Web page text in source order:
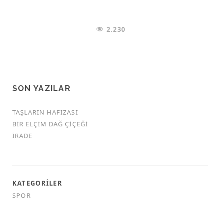
2.230
SON YAZILAR
TAŞLARIN HAFIZASI
BIR ELÇIM DAĞ ÇIÇEĞI
İRADE
KATEGORILER
SPOR